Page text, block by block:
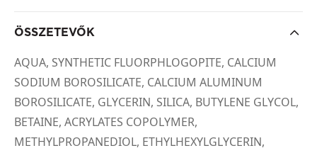
ÖSSZETEVŐK
AQUA, SYNTHETIC FLUORPHLOGOPITE, CALCIUM
SODIUM BOROSILICATE, CALCIUM ALUMINUM
BOROSILICATE, GLYCERIN, SILICA, BUTYLENE GLYCOL,
BETAINE, ACRYLATES COPOLYMER,
METHYLPROPANEDIOL, ETHYLHEXYLGLYCERIN,